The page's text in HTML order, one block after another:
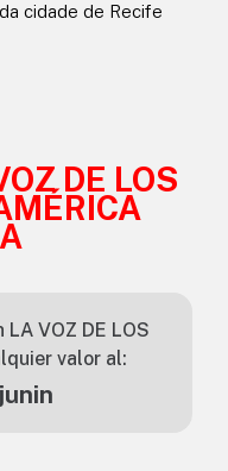
cidade de Recife
DE LOS
VOZ DE LOS
valor al: